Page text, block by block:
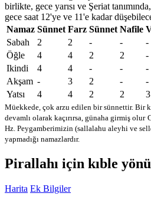
birlikte, gece yarısı ve Şeriat
gece saat 12'ye ve 11'e kadar
Namaz Sünnet Farz Sünnet Nafile
Sabah
2 2 - - -
Öğle
4 4 2 2 -
Ikindi
4 4 - - -
Akşam - 3 2 - -
Yatsı
4 4 2 2 3
Müekkede, çok arzu edilen bir sünnettir. Bir
devamlı olarak kaçırırsa, günaha girmiş olur
Hz. Peygamberimizin (sallalahu aleyhi ve
yapmadığı namazlardır.
Pirallahı için kıble yönü
Harita Ek Bilgiler